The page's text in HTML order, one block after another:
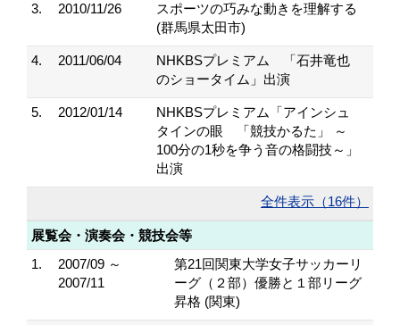
3. 2010/11/26
スポーツの巧みな動きを理解する
(群馬県太田市)
4. 2011/06/04
NHKBSプレミアム 「石井竜也
のショータイム」出演
5. 2012/01/14
NHKBSプレミアム「アインシュ
タインの眼 「競技かるた」 ～
100分の1秒を争う音の格闘技～」
出演
全件表示（16件）
展覧会・演奏会・競技会等
1.
2007/09 ～
2007/11
第21回関東大学女子サッカーリ
ーグ（２部）優勝と１部リーグ
昇格 (関東)